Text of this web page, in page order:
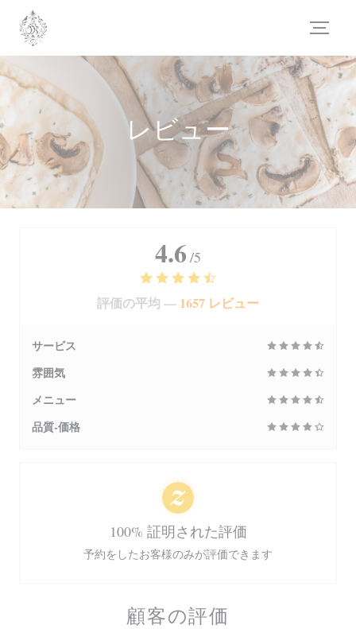
クッキー利用の管理について
レビュー
顧客の評価
4.6 /5
評価の平均 — 1657 レビュー
サービス
雰囲気
メニュー
品質-価格
100% 証明された評価
予約をしたお客様のみが評価できます